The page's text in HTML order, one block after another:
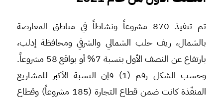
تم تنفيذ 870 مشروعاً ونشاطاً في مناطق المعارضة
بالشمال، ريف حلب الشمالي والشرقي ومحافظة إدلب،
بارتفاع عن النصف الأول بنسبة 7% أو بواقع 58 مشروعاً.
وحسب الشكل رقم (1) فإن النسبة الأكبر للمشاريع
المنفّذة كانت ضمن قطاع التجارة (185 مشروعاً) وقطاع